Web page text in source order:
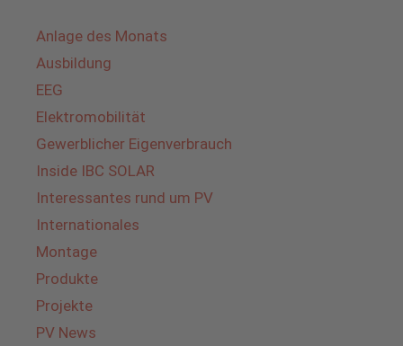
Anlage des Monats
Ausbildung
EEG
Elektromobilität
Gewerblicher Eigenverbrauch
Inside IBC SOLAR
Interessantes rund um PV
Internationales
Montage
Produkte
Projekte
PV News